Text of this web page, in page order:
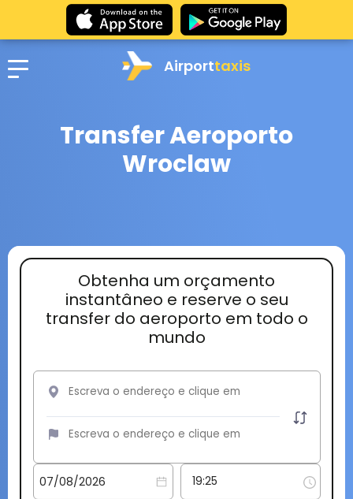
Airporttaxis
Transfer Aeroporto
Wroclaw
Obtenha um orçamento
instantâneo e reserve o seu
transfer do aeroporto em todo o
mundo